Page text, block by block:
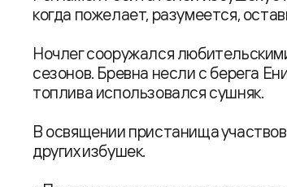
когда пожелает, разумеется,
Ночлег сооружался
сезонов. Бревна несли с берега
топлива использовался сушняк.
В освящении пристанища
других избушек.